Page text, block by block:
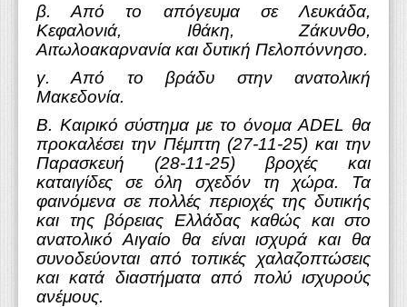
β. Από το απόγευμα σε Λευκάδα,
Κεφαλονιά, Ιθάκη, Ζάκυνθο,
Αιτωλοακαρνανία και δυτική Πελοπόννησο.
γ. Από το βράδυ στην ανατολική
Μακεδονία.
Β. Καιρικό σύστημα με το όνομα ADEL θα
προκαλέσει την Πέμπτη (27-11-25) και την
Παρασκευή (28-11-25) βροχές και
καταιγίδες σε όλη σχεδόν τη χώρα. Τα
φαινόμενα σε πολλές περιοχές της δυτικής
και της βόρειας Ελλάδας καθώς και στο
ανατολικό Αιγαίο θα είναι ισχυρά και θα
συνοδεύονται από τοπικές χαλαζοπτώσεις
και κατά διαστήματα από πολύ ισχυρούς
ανέμους.